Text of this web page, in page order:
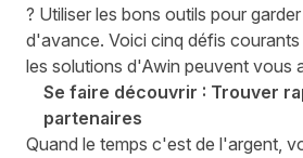
? Utiliser les bons outils pour
d'avance. Voici cinq défis
les solutions d'Awin peuvent vous
Se faire découvrir : Trouver
partenaires
Quand le temps c'est de l'argent,